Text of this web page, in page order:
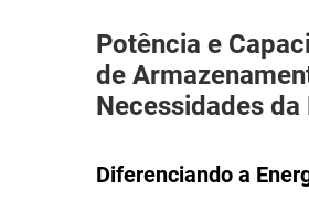
Potência e
de
Necessidades
Diferenciando a